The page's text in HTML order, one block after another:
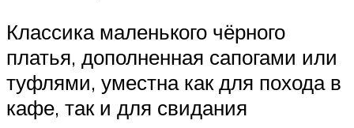
Классика маленького чёрного
платья, дополненная сапогами или
туфлями, уместна как для похода в
кафе, так и для свидания